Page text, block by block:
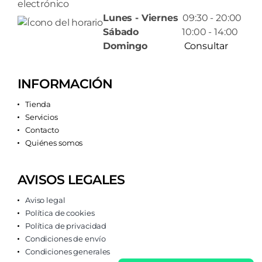
Lunes - Viernes 09:30 - 20:00
Sábado 10:00 - 14:00
Domingo
Consultar
INFORMACIÓN
Tienda
Servicios
Contacto
Quiénes somos
AVISOS LEGALES
Aviso legal
Política de cookies
Política de privacidad
Condiciones de envío
Condiciones generales